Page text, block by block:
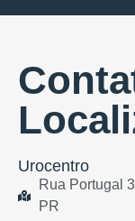
Urocentro
Rua Portugal
PR